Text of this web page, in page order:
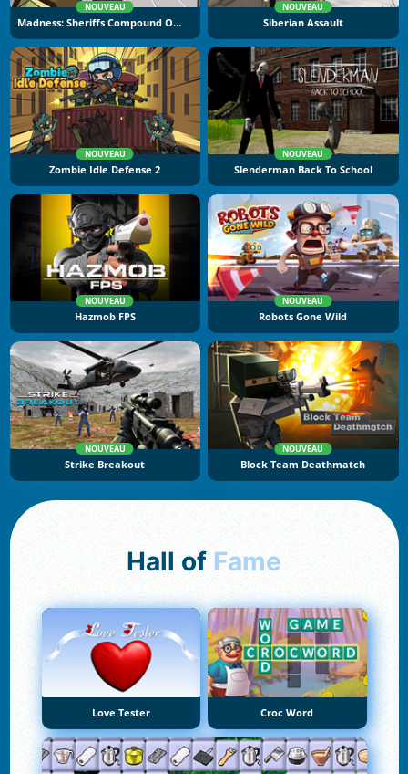
NOUVEAU
Madness: Sheriffs Compound Official
NOUVEAU
Siberian Assault
NOUVEAU
Zombie Idle Defense 2
NOUVEAU
Slenderman Back To School
NOUVEAU
Hazmob FPS
NOUVEAU
Robots Gone Wild
NOUVEAU
Strike Breakout
NOUVEAU
Block Team Deathmatch
Hall of Fame
Love Tester Croc Word